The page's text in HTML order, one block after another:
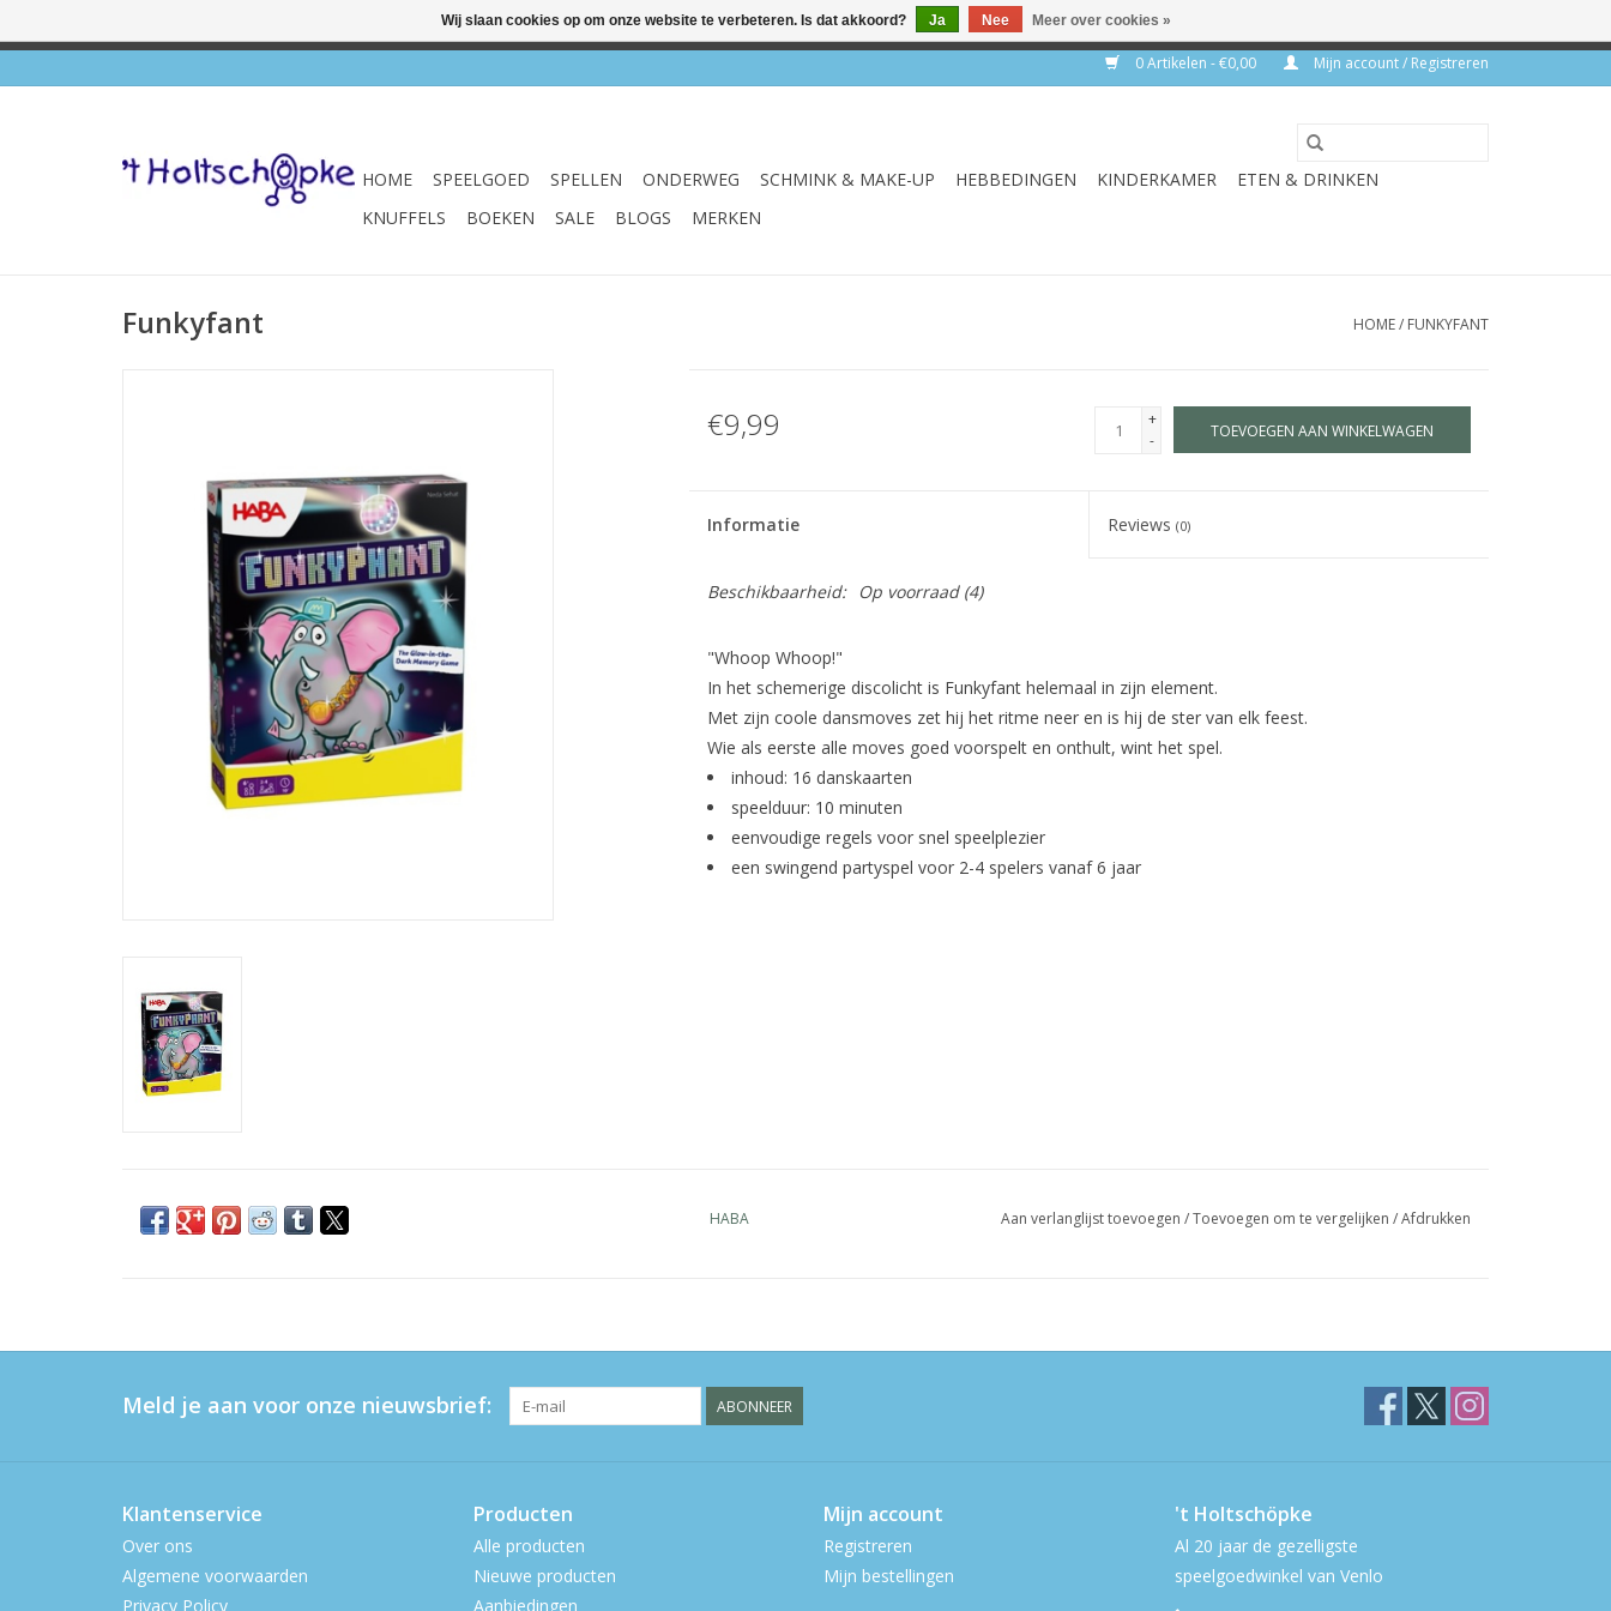
0 Artikelen - €0,00 Mijn account / Registreren
HOME SPEELGOED SPELLEN ONDERWEG SCHMINK & MAKE-UP HEBBEDINGEN KINDERKAMER
ETEN & DRINKEN
KNUFFELS
BOEKEN SALE BLOGS MERKEN
Funkyfant HOME/ FUNKYFANT
€9,99
+
-
TOEVOEGEN AAN WINKELWAGEN
Informatie Reviews(0)
Beschikbaarheid: Op voorraad(4)
"Whoop Whoop!"
In het schemerige discolicht is Funkyfant helemaal in zijn element.
Met zijn coole dansmoves zet hij het ritme neer en is hij de ster van elk feest.
Wie als eerste alle moves goed voorspelt en onthult, wint het spel.
inhoud: 16 danskaarten
speelduur: 10 minuten
eenvoudige regels voor snel speelplezier
een swingend partyspel voor 2-4 spelers vanaf 6 jaar
HABA Aan verlanglijst toevoegen /Toevoegen om te vergelijken /Afdrukken
Meld je aan voor onze nieuwsbrief: ABONNEER
Klantenservice
Over ons
Algemene voorwaarden
Privacy Policy
Producten
Alle producten
Nieuwe producten
Aanbiedingen
Mijn account
Registreren
Mijn bestellingen
't Holtschöpke
Al 20 jaar de gezelligste
speelgoedwinkel van Venlo
Wij slaan cookies op om onze website te verbeteren. Is dat akkoord? Ja Nee Meer over cookies »
✔ Winkel & webshop ✔ Gratis verzenden vanaf €75 ✔ Levertijd 1-3 werkdagen